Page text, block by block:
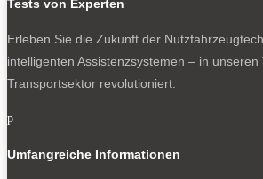
Tests von Experten
Erleben Sie die Zukunft der
intelligenten Assistenzsystemen – in
Transportsektor revolutioniert.
p
Umfangreiche Informationen